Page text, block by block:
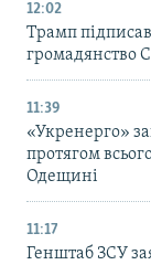
12:02
Трамп
громадянство
11:39
«Укренерго»
протягом
Одещині
11:17
Генштаб ЗСУ